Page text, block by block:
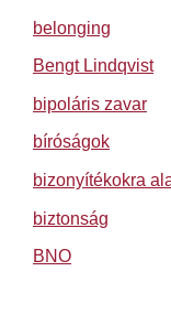
belonging
Bengt Lindqvist
bipoláris zavar
bíróságok
bizonyítékokra
biztonság
BNO